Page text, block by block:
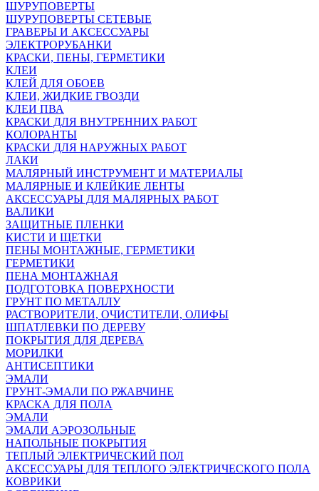
ШУРУПОВЕРТЫ
ШУРУПОВЕРТЫ СЕТЕВЫЕ
ГРАВЕРЫ И АКСЕССУАРЫ
ЭЛЕКТРОРУБАНКИ
КРАСКИ, ПЕНЫ, ГЕРМЕТИКИ
КЛЕИ
КЛЕЙ ДЛЯ ОБОЕВ
КЛЕИ, ЖИДКИЕ ГВОЗДИ
КЛЕИ ПВА
КРАСКИ ДЛЯ ВНУТРЕННИХ РАБОТ
КОЛОРАНТЫ
КРАСКИ ДЛЯ НАРУЖНЫХ РАБОТ
ЛАКИ
МАЛЯРНЫЙ ИНСТРУМЕНТ И МАТЕРИАЛЫ
МАЛЯРНЫЕ И КЛЕЙКИЕ ЛЕНТЫ
АКСЕССУАРЫ ДЛЯ МАЛЯРНЫХ РАБОТ
ВАЛИКИ
ЗАЩИТНЫЕ ПЛЕНКИ
КИСТИ И ЩЕТКИ
ПЕНЫ МОНТАЖНЫЕ, ГЕРМЕТИКИ
ГЕРМЕТИКИ
ПЕНА МОНТАЖНАЯ
ПОДГОТОВКА ПОВЕРХНОСТИ
ГРУНТ ПО МЕТАЛЛУ
РАСТВОРИТЕЛИ, ОЧИСТИТЕЛИ, ОЛИФЫ
ШПАТЛЕВКИ ПО ДЕРЕВУ
ПОКРЫТИЯ ДЛЯ ДЕРЕВА
МОРИЛКИ
АНТИСЕПТИКИ
ЭМАЛИ
ГРУНТ-ЭМАЛИ ПО РЖАВЧИНЕ
КРАСКА ДЛЯ ПОЛА
ЭМАЛИ
ЭМАЛИ АЭРОЗОЛЬНЫЕ
НАПОЛЬНЫЕ ПОКРЫТИЯ
ТЕПЛЫЙ ЭЛЕКТРИЧЕСКИЙ ПОЛ
АКСЕССУАРЫ ДЛЯ ТЕПЛОГО ЭЛЕКТРИЧЕСКОГО ПОЛА
КОВРИКИ